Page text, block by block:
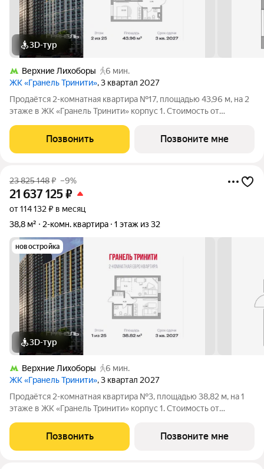
3D-тур
Верхние Лихоборы
6 мин.
ЖК «Гранель Тринити», 3 квартал 2027
Продаётся 2-комнатная квартира №17, площадью 43,96 м, на 2
этаже в ЖК «Гранель Тринити» корпус 1. Стоимость от
односторонняя, окна во двор. Жилой квартал «Гранель
Тринити» расположен на севере Москвы, в
Позвонить Позвоните мне
23 825 148₽ –9%
21 637 125₽
от 114 132 ₽ в месяц
38,8 м²
2-комн. квартира 1 этаж из 32
новостройка
3D-тур
Верхние Лихоборы
6 мин.
ЖК «Гранель Тринити», 3 квартал 2027
Продаётся 2-комнатная квартира №3, площадью 38,82 м, на 1
этаже в ЖК «Гранель Тринити» корпус 1. Стоимость от
односторонняя, окна на улицу. Жилой квартал «Гранель
Тринити» расположен на севере Москвы, в
Позвонить Позвоните мне